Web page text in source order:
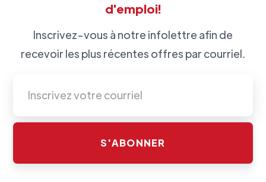
d'emploi!
Inscrivez-vous à notre infolettre afin de
recevoir les plus récentes offres par courriel.